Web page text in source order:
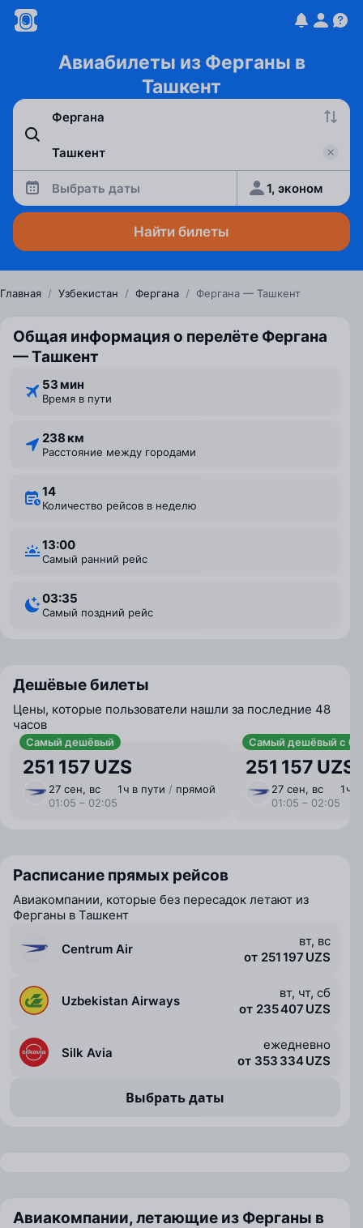
Авиабилеты из Ферганы в
Ташкент
Выбрать даты 1, эконом
Найти билеты
Главная / Узбекистан / Фергана / Фергана — Ташкент
Общая информация о перелёте Фергана
— Ташкент
53 мин
Время в пути
238 км
Расстояние между городами
14
Количество рейсов в неделю
13:00
Самый ранний рейс
03:35
Самый поздний рейс
Дешёвые билеты
Цены, которые пользователи нашли за последние 48
часов
Самый дешёвый
251 157 UZS
27 сен, вс
01:05 – 02:05
1 ⁠ч в пути / прямой
Самый дешёвый с
251 157 UZS
27 сен, вс
01:05 – 02:05
1 ⁠ч
Расписание прямых рейсов
Авиакомпании, которые без пересадок летают из
Ферганы в Ташкент
Centrum Air
вт, вс
от 251 197 UZS
Uzbekistan Airways
вт, чт, сб
от 235 407 UZS
Silk Avia
ежедневно
от 353 334 UZS
Выбрать даты
Авиакомпании, летающие из Ферганы в